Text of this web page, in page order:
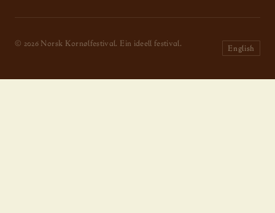
© 2026 Norsk Kornølfestival. Ein ideell festival.
English